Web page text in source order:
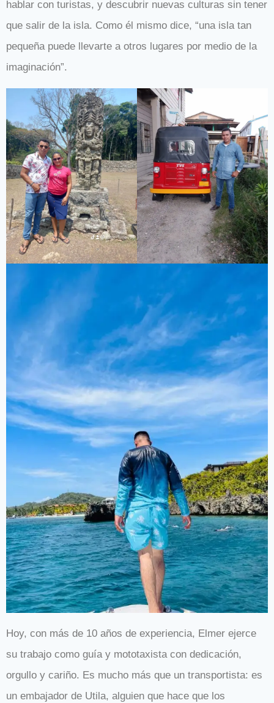
hablar con turistas, y descubrir nuevas culturas sin tener
que salir de la isla. Como él mismo dice, “una isla tan
pequeña puede llevarte a otros lugares por medio de la
imaginación”.
Hoy, con más de 10 años de experiencia, Elmer ejerce
su trabajo como guía y mototaxista con dedicación,
orgullo y cariño. Es mucho más que un transportista: es
un embajador de Utila, alguien que hace que los